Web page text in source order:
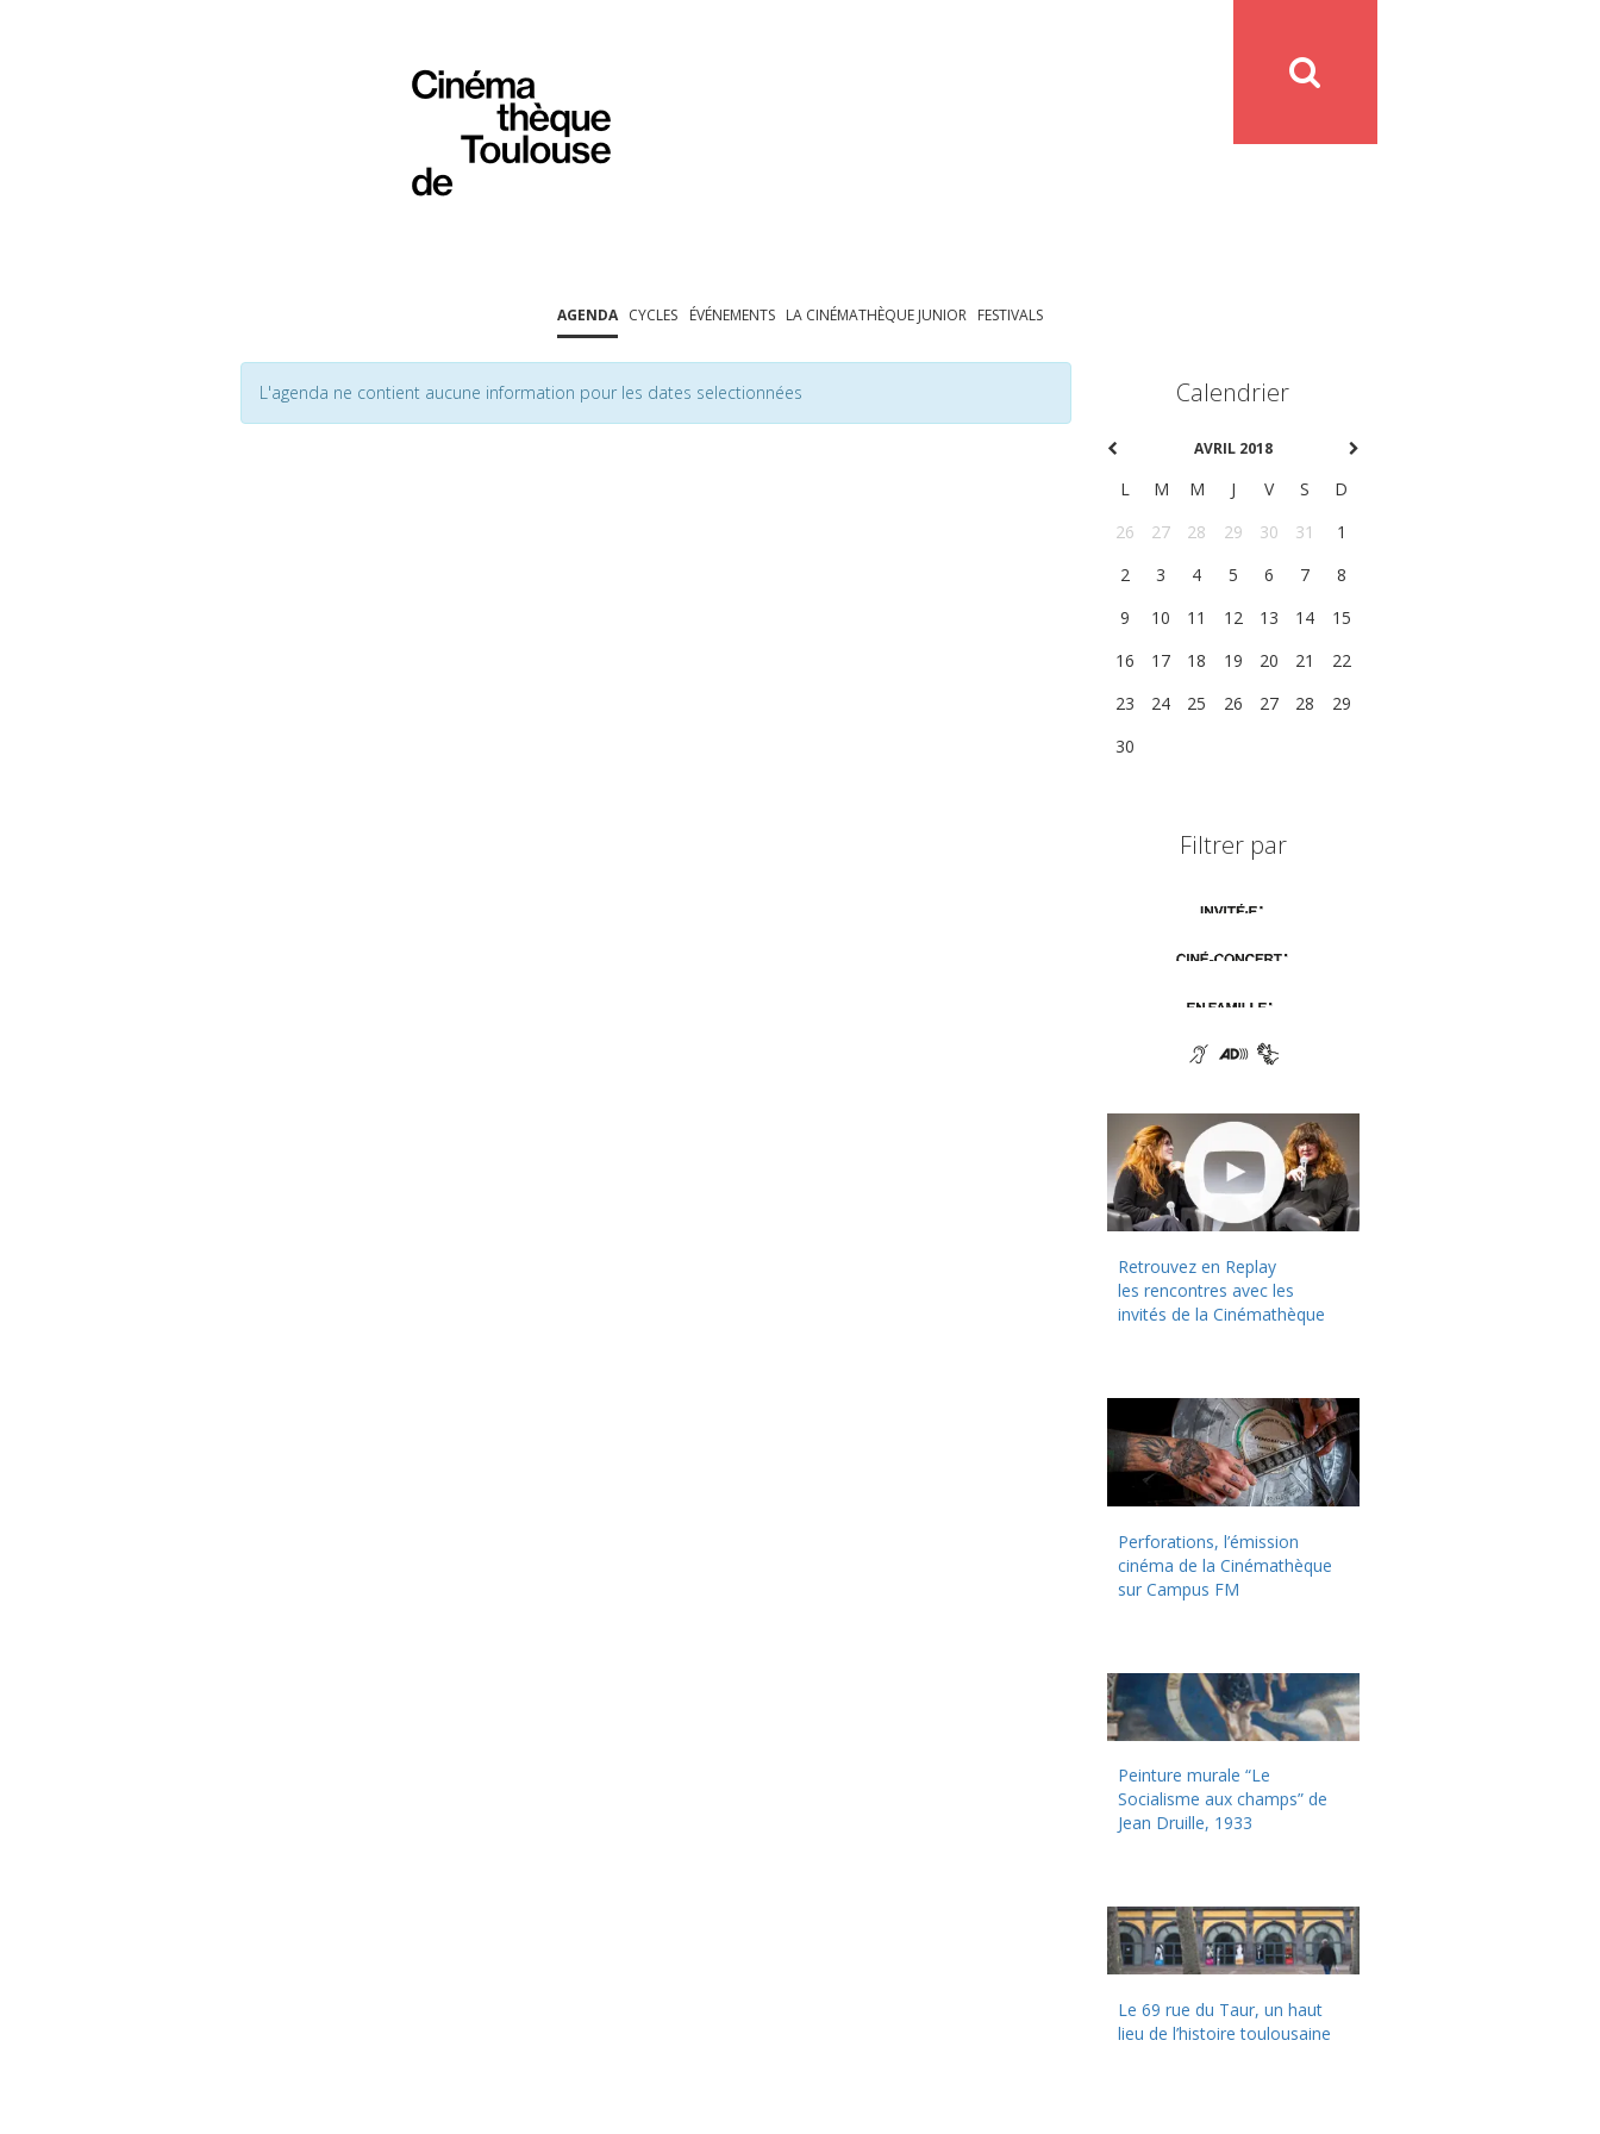
AGENDA CYCLES ÉVÉNEMENTS LA CINÉMATHÈQUE JUNIOR FESTIVALS
L'agenda ne contient aucune information pour les dates selectionnées Calendrier
AVRIL 2018
L M M J V S
D
26
27 28 29 30 31
1
2
3 4 5 6 7
8
9
10 11 12 13 14
15
16
17 18 19 20 21
22
23
24 25 26 27 28
29
30
Filtrer par
Retrouvez en Replay
les rencontres avec les
invités de la Cinémathèque
Perforations, l’émission
cinéma de la Cinémathèque
sur Campus FM
Peinture murale “Le
Socialisme aux champs” de
Jean Druille, 1933
Le 69 rue du Taur, un haut
lieu de l’histoire toulousaine